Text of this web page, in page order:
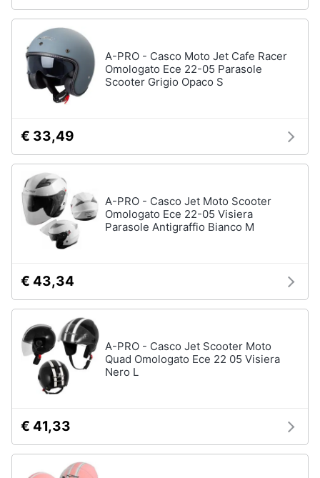
Abbigliamento
Sport
Animali
Libri,
cd
dvd
Festività
ricorrenze
Promozioni
Servizi
Assistenza
Esci
da
Palla
Vedi
tutti
e
palestra
Tapis
roulant
Cronometro
Magnesio
supremo
Vedi
tutti
Barbecue
Borraccia
A-PRO - Casco Moto Jet Cafe Racer
Omologato Ece 22-05 Parasole
Scooter Grigio Opaco S
€ 33,49
A-PRO - Casco Jet Moto Scooter
Omologato Ece 22-05 Visiera
Parasole Antigraffio Bianco M
€ 43,34
A-PRO - Casco Jet Scooter Moto
Quad Omologato Ece 22 05 Visiera
Nero L
€ 41,33